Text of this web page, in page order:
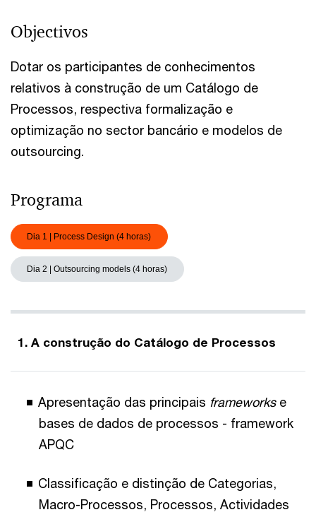
Objectivos
Dotar os participantes de conhecimentos
relativos à construção de um Catálogo de
Processos, respectiva formalização e
optimização no sector bancário e modelos de
outsourcing.
Programa
Dia 1 | Process Design (4 horas)
Dia 2 | Outsourcing models (4 horas)
1. A construção do Catálogo de Processos
Apresentação das principais frameworks e
bases de dados de processos - framework
APQC
Classificação e distinção de Categorias,
Macro-Processos, Processos, Actividades